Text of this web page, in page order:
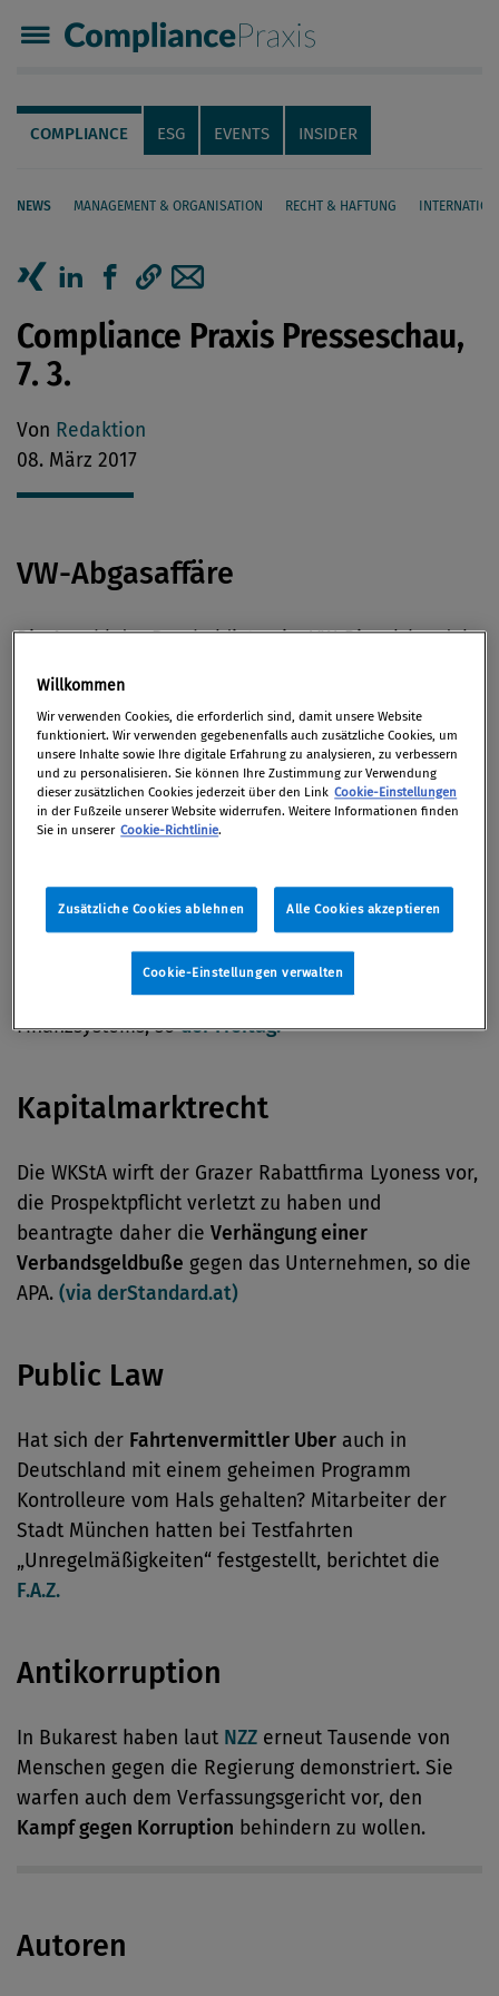
Compliance Praxis
Servicenavigation
Navigation
COMPLIANCE ESG EVENTS INSIDER
NEWS MANAGEMENT & ORGANISATION RECHT & HAFTUNG
Seiteninhalt
Artikel auf Xing teilen
Artikel auf linkedIn teilen
Artikel auf Facebook teilen
Artikellink kopieren
Artikel per Mail teilen
Compliance Praxis Presseschau,
7. 3.
Von Redaktion
08. März 2017
VW-Abgasaffäre
Die Anzahl der Beschuldigten im VW-Dieselskandal
personellen Konsequenzengegen „einige weitere
Personen“ abzusehen, weil die Ermittlungen gegen
sie noch andauerten.(ORF Online)
Die in Paris ansässige FATF bleibt besorgt über
Terror-Finanzierung durch den Iran und die
Gefahren für die Integrität des internationalen
Finanzsystems, soder Freitag.
Kapitalmarktrecht
Die WKStA wirft der Grazer Rabattfirma Lyoness vor,
die Prospektpflicht verletzt zu haben und
beantragte daher die Verhängung einer
Verbandsgeldbuße gegen das Unternehmen, so die
APA. (via derStandard.at)
Public Law
Hat sich der Fahrtenvermittler Uber auch in
Deutschland mit einem geheimen Programm
Kontrolleure vom Hals gehalten? Mitarbeiter der
Stadt München hatten bei Testfahrten
„Unregelmäßigkeiten“ festgestellt, berichtet die
F.A.Z.
Antikorruption
In Bukarest haben laut NZZ erneut Tausende von
Menschen gegen die Regierung demonstriert. Sie
warfen auch dem Verfassungsgericht vor, den
Kampf gegen Korruption behindern zu wollen.
Autoren
Willkommen
Wir verwenden Cookies, die erforderlich sind, damit unsere Website
funktioniert. Wir verwenden gegebenenfalls auch zusätzliche Cookies, um
unsere Inhalte sowie Ihre digitale Erfahrung zu analysieren, zu verbessern
und zu personalisieren. Sie können Ihre Zustimmung zur Verwendung
dieser zusätzlichen Cookies jederzeit über den Link Cookie-Einstellungen
in der Fußzeile unserer Website widerrufen. Weitere Informationen finden
Sie in unserer Cookie-Richtlinie.
Zusätzliche Cookies ablehnen Alle Cookies akzeptieren
Cookie-Einstellungen verwalten